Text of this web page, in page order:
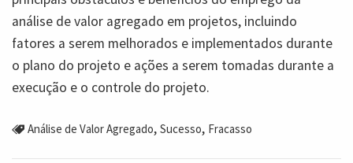
análise de valor agregado em projetos, incluindo
fatores a serem melhorados e implementados durante
o plano do projeto e ações a serem tomadas durante a
execução e o controle do projeto.
Análise de Valor Agregado, Sucesso, Fracasso